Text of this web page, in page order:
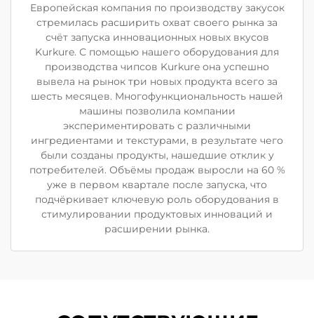
Европейская компания по производству закусок
стремилась расширить охват своего рынка за
счёт запуска инновационных новых вкусов
Kurkure. С помощью нашего оборудования для
производства чипсов Kurkure она успешно
вывела на рынок три новых продукта всего за
шесть месяцев. Многофункциональность нашей
машины позволила компании
экспериментировать с различными
ингредиентами и текстурами, в результате чего
были созданы продукты, нашедшие отклик у
потребителей. Объёмы продаж выросли на 60 %
уже в первом квартале после запуска, что
подчёркивает ключевую роль оборудования в
стимулировании продуктовых инноваций и
расширении рынка.